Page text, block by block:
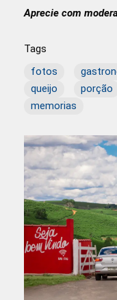
Aprecie com
Tags
fotos
queijo
porção
memorias